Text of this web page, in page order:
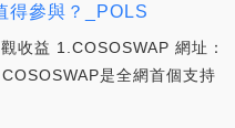
得參與？_POLS
收益 1.COSOSWAP 網址：
是全網首個支持